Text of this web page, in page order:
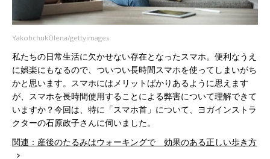
YakobchukOlena/gettyimages
私たちの日常生活に欠かせない存在となったスマホ。便利なうえ
に娯楽にもなるので、ついつい長時間スマホを使ってしまいがち
かと思います。スマホにはメリットばかりあるように思えます
が、スマホを長時間使用することによる弊害について理解できて
いますか？今回は、特に「スマホ首」について、ヨガインストラ
クターの石原政子さんに伺いました。
関連：産後のたるみはウォーキングで 効果のある正しい歩き方